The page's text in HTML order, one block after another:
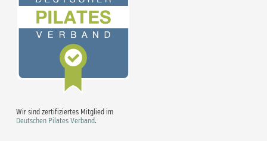
Wir sind zertifiziertes Mitglied im
Deutschen Pilates Verband.